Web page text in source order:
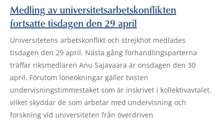
Medling av universitetsarbetskonflikten
fortsatte tisdagen den 29 april
Universitetens arbetskonflikt och strejkhot medlades
tisdagen den 29 april. Nästa gång förhandlingsparterna
träffar riksmedlaren Anu Sajavaara är onsdagen den 30
april. Förutom löneökningar gäller tvisten
undervisningstimmestaket som är inskrivet i kollektivavtalet,
vilket skyddar de som arbetar med undervisning och
forskning vid universiteten från överdriven